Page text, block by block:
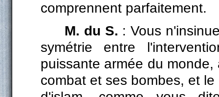
comprennent parfaitement.
M. du S. : Vous
symétrie entre
puissante armée du
combat et ses bombes, et